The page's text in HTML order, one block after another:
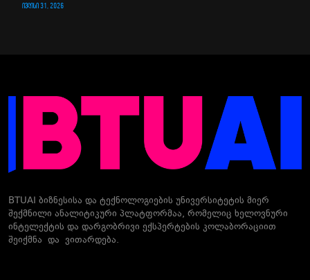
ᲘᲕᲚᲘᲡᲘ 31, 2026
BTUAI ბიზნესისა და ტექნოლოგიების უნივერსიტეტის მიერ
შექმნილი ანალიტიკური პლატფორმაა, რომელიც ხელოვნური
ინტელექტის და დარგობრივი ექსპერტების კოლაბორაციით
შეიქმნა და ვითარდება.